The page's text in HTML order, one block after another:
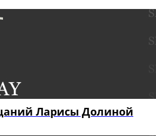
Ларисы Долиной